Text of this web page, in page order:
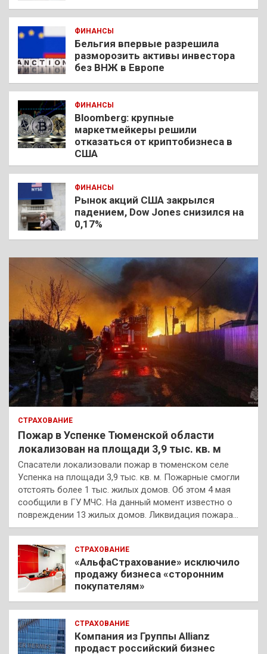
ФИНАНСЫ
Бельгия впервые разрешила
разморозить активы инвестора
без ВНЖ в Европе
ФИНАНСЫ
Bloomberg: крупные
маркетмейкеры решили
отказаться от криптобизнеса в
США
ФИНАНСЫ
Рынок акций США закрылся
падением, Dow Jones снизился на
0,17%
СТРАХОВАНИЕ
Пожар в Успенке Тюменской области
локализован на площади 3,9 тыс. кв. м
Спасатели локализовали пожар в тюменском селе
Успенка на площади 3,9 тыс. кв. м. Пожарные смогли
отстоять более 1 тыс. жилых домов. Об этом 4 мая
сообщили в ГУ МЧС. На данный момент известно о
повреждении 13 жилых домов. Ликвидация пожара…
СТРАХОВАНИЕ
«АльфаСтрахование» исключило
продажу бизнеса «сторонним
покупателям»
СТРАХОВАНИЕ
Компания из Группы Allianz
продаст российский бизнес